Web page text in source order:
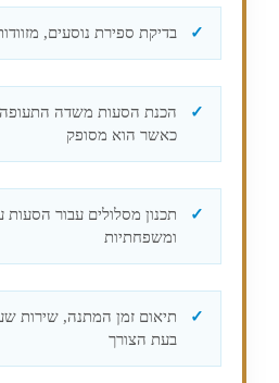
בדיקת ספירת נוסעים,
הכנת הסעות משדה
כאשר הוא מסופק
ומשפחתיות
תיאום זמן המתנה, שירות
בעת הצורך